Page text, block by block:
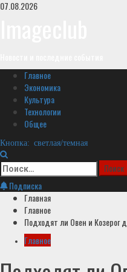
Перейти
07.08.2026
Основное
меню
Главное
Экономика
Культура
Технологии
Общее
Кнопка: светлая/темная
Найти:
Подписка
Главная
Главное
Подходят ли Овен и Козерог
Главное